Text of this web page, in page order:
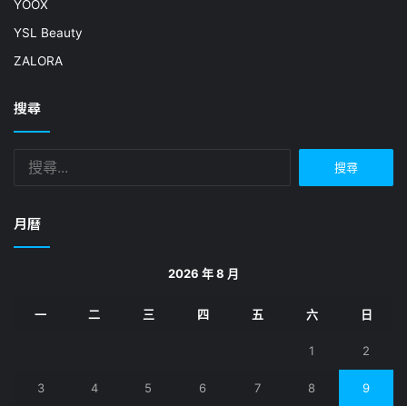
YOOX
YSL Beauty
ZALORA
搜尋
月曆
2026 年 8 月
一 二 三 四 五 六 日
1 2
3 4 5 6 7 8 9